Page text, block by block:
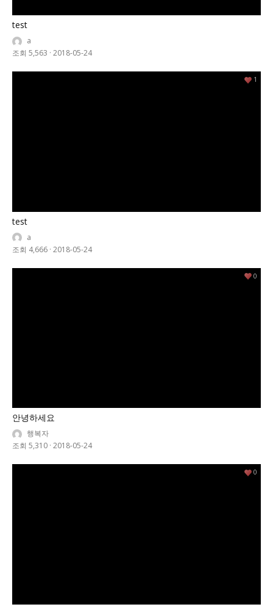
test
a
조회 5,563 · 2018-05-24
test
a
조회 4,666 · 2018-05-24
1
안녕하세요
행복자
조회 5,310 · 2018-05-24
0
0